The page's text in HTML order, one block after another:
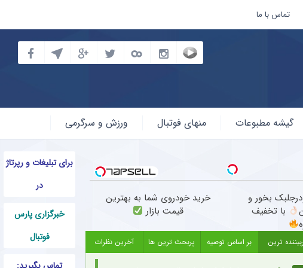
تماس با ما
گیشه مطبوعات منهای فوتبال ورزش و سرگرمی
برای تبلیغات و رپرتاژ
در
خبرگزاری پارس
فوتبال
بخور و
با تخفیف
خرید خودروی شما به بهترین
قیمت بازار
ترین بر اساس توصیه پربحث ترین ها آخرین نظرات